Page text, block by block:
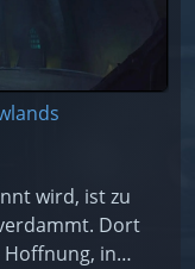
wird, ist zu
Dort
Hoffnung, in